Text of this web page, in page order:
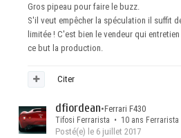
Gros pipeau pour faire le buzz.
S'il veut empêcher la spéculation il suffit
limitée ! C'est bien le vendeur qui
ce but la production.
Citer
dfiordean•Ferrari F430
Tifosi Ferrarista • 10 ans Ferrarista
Posté(e) le 6 juillet 2017